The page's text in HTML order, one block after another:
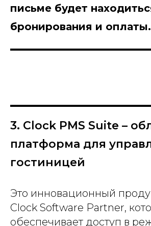
письме будет
бронирования и оплаты.
3. Clock PMS Suite –
платформа для
гостиницей
Это инновационный
Clock Software Partner,
обеспечивает доступ в